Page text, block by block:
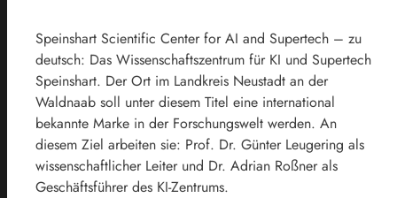
Speinshart Scientific Center for AI and Supertech – zu
deutsch: Das Wissenschaftszentrum für KI und Supertech
Speinshart. Der Ort im Landkreis Neustadt an der
Waldnaab soll unter diesem Titel eine international
bekannte Marke in der Forschungswelt werden. An
diesem Ziel arbeiten sie: Prof. Dr. Günter Leugering als
wissenschaftlicher Leiter und Dr. Adrian Roßner als
Geschäftsführer des KI-Zentrums.